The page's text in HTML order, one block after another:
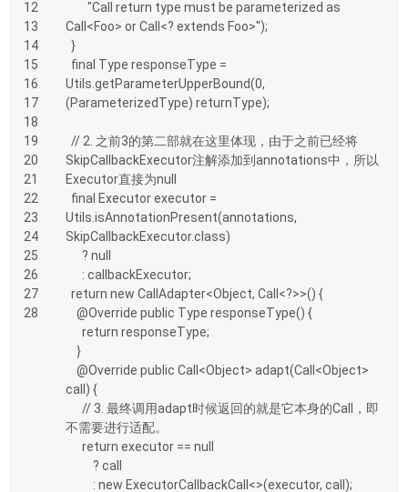
12
13
14
15
16
17
18
19
20
21
22
23
24
25
26
27
28
Call<Foo> or Call<? extends Foo>");
  }
Utils.getParameterUpperBound(0,
(ParameterizedType) returnType);
SkipCallbackExecutor注解添加到annotations中，所以
Executor直接为null
Utils.isAnnotationPresent(annotations,
SkipCallbackExecutor.class)
      ? null
      : callbackExecutor;
  return new CallAdapter<Object, Call<?>>() {
    @Override public Type responseType() {
      return responseType;
    }
call) {
不需要进行适配。
      return executor == null
          ? call
          : new ExecutorCallbackCall<>(executor, call);